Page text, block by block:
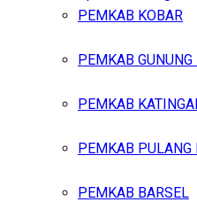
PEMKAB KOBAR
PEMKAB GUNUNG
PEMKAB
PEMKAB PULANG
PEMKAB BARSEL